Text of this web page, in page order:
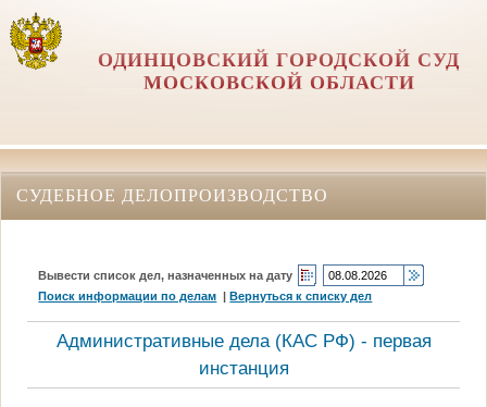
ОДИНЦОВСКИЙ ГОРОДСКОЙ СУД
МОСКОВСКОЙ ОБЛАСТИ
СУДЕБНОЕ ДЕЛОПРОИЗВОДСТВО
Вывести список дел, назначенных на дату
Поиск информации по делам |Вернуться к списку дел
Административные дела (КАC РФ) - первая
инстанция